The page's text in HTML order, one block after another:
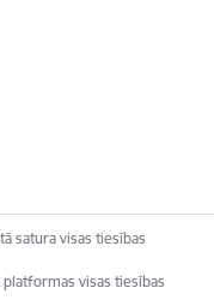
satura visas tiesības
visas tiesības